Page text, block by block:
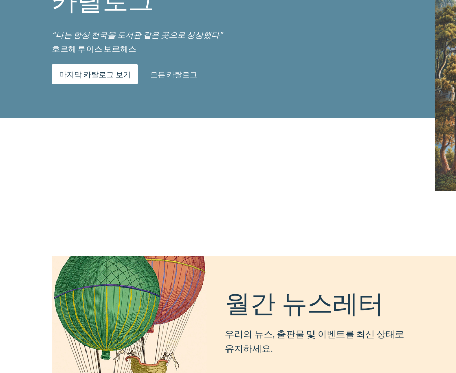
“나는 항상 천국을 도서관 같은 곳으로 상상했다”
호르헤 루이스 보르헤스
마지막 카탈로그 보기 모든 카탈로그
월간 뉴스레터
우리의 뉴스, 출판물 및 이벤트를 최신 상태로
유지하세요.